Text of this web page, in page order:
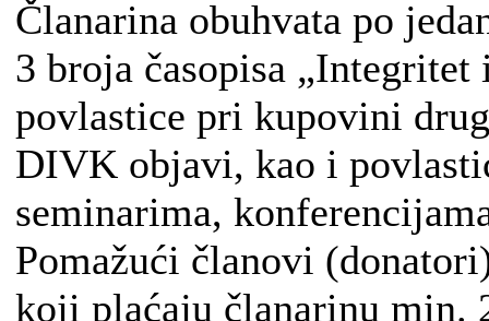
Članarina obuhvata po
3 broja časopisa
povlastice pri kupovini
DIVK objavi, kao i
seminarima,
Pomažući članovi
koji plaćaju članarinu min.